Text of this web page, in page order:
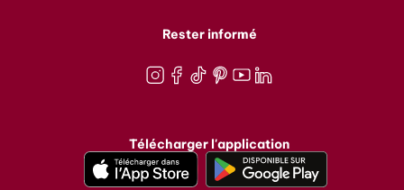
Rester informé
Télécharger l'application